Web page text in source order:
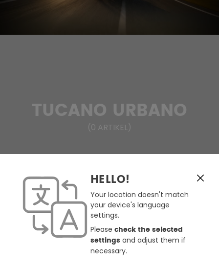
TUCANO URBANO
(0 ARTIKEL)
FILTERN & SORTIEREN
Keine Produkte gefunden.
HELLO!
Your location doesn't match
your device's language
settings.
Please check the selected
settings and adjust them if
necessary.